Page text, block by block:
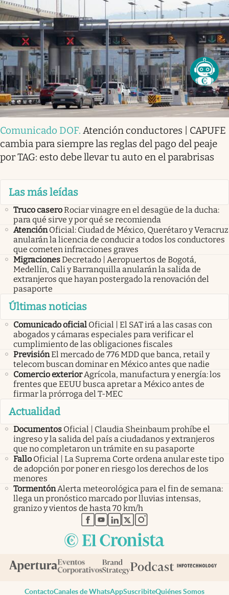
Comunicado DOF. Atención conductores | CAPUFE
cambia para siempre las reglas del pago del peaje
por TAG: esto debe llevar tu auto en el parabrisas
Las más leídas
Truco caseroRociar vinagre en el desagüe de la ducha:
para qué sirve y por qué se recomienda
Atención Oficial: Ciudad de México, Querétaro y Veracruz
anularán la licencia de conducir a todos los conductores
que cometen infracciones graves
MigracionesDecretado | Aeropuertos de Bogotá,
Medellín, Cali y Barranquilla anularán la salida de
extranjeros que hayan postergado la renovación del
pasaporte
Últimas noticias
Comunicado oficial Oficial | El SAT irá a las casas con
abogados y cámaras especiales para verificar el
cumplimiento de las obligaciones fiscales
PrevisiónEl mercado de 776 MDD que banca, retail y
telecom buscan dominar en México antes que nadie
Comercio exterior Agrícola, manufactura y energía: los
frentes que EEUU busca apretar a México antes de
firmar la prórroga del T-MEC
Actualidad
Documentos Oficial | Claudia Sheinbaum prohíbe el
ingreso y la salida del país a ciudadanos y extranjeros
que no completaron un trámite en su pasaporte
Fallo Oficial | La Suprema Corte ordena anular este tipo
de adopción por poner en riesgo los derechos de los
menores
TormentónAlerta meteorológica para el fin de semana:
llega un pronóstico marcado por lluvias intensas,
granizo y vientos de hasta 70 km/h
abre en nueva pestaña
abre en nueva pestaña
abre en nueva pestaña
abre en nueva pestaña
abre en nueva pestaña
ContactoCanales de WhatsAppSuscribiteQuiénes Somos